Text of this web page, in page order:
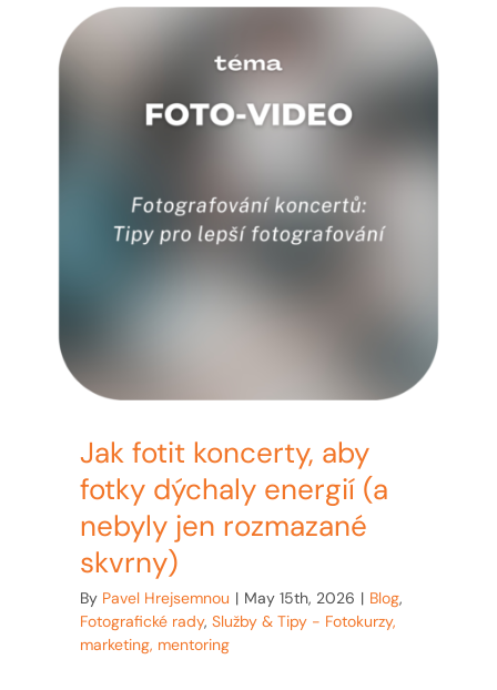
MY ACCOUNT
ABOUT ME
CART / KOŠÍK
Jak fotit koncerty, aby
fotky dýchaly energií (a
nebyly jen rozmazané
skvrny)
By Pavel Hrejsemnou | May 15th, 2026 | Blog,
Fotografické rady, Služby & Tipy - Fotokurzy,
marketing, mentoring